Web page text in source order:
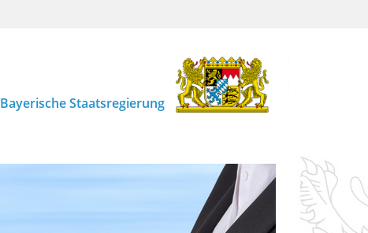
Bayerische Staatsregierung